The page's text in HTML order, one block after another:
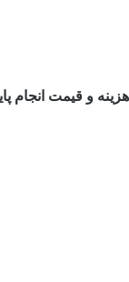
هزینه و قیمت انجام